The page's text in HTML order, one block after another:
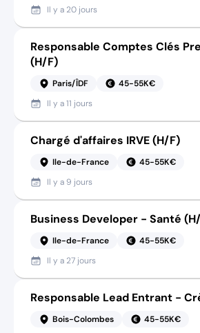
Il y a 20 jours
Responsable Comptes Clés
(H/F)
Paris/ÎDF
45-55K€
Il y a11 jours
Chargé d'affaires IRVE (H/F)
Ile-de-France
45-55K€
Il y a 9 jours
Business Developer - Santé
Ile-de-France
45-55K€
Il y a 27 jours
Responsable Lead Entrant -
Bois-Colombes
45-55K€